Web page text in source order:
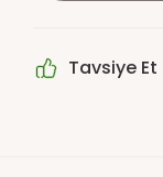
Tavsiye Et